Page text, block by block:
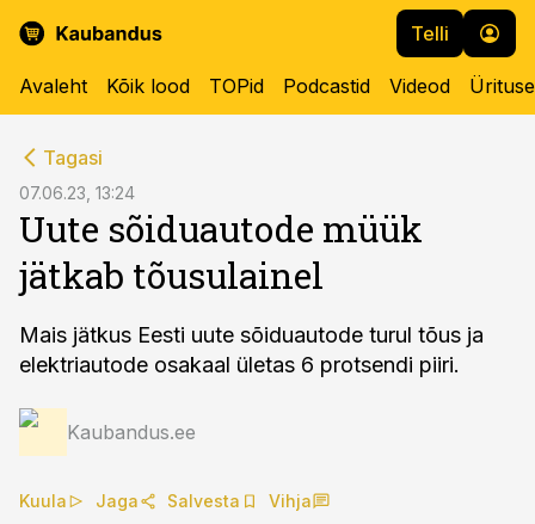
Telli
Avaleht Kõik lood TOPid Podcastid Videod
Tagasi
07.06.23, 13:24
Uute sõiduautode müük
jätkab tõusulainel
Mais jätkus Eesti uute sõiduautode turul tõus ja
elektriautode osakaal ületas 6 protsendi piiri.
Kaubandus.ee
Kuula Jaga Salvesta Vihja